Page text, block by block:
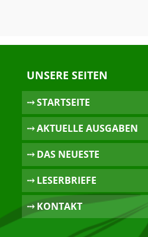
UNSERE SEITEN
⤏ STARTSEITE
⤏ AKTUELLE AUSGABEN
⤏ DAS NEUESTE
⤏ LESERBRIEFE
⤏ KONTAKT